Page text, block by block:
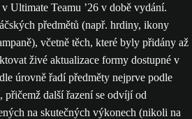
Ultimate Teamu ’26 v době vydání.
předmětů (např. hrdiny, ikony
včetně těch, které byly přidány až
živé aktualizace formy dostupné v
úrovně řadí předměty nejprve podle
další řazení se odvíjí od
na skutečných výkonech (nikoli na